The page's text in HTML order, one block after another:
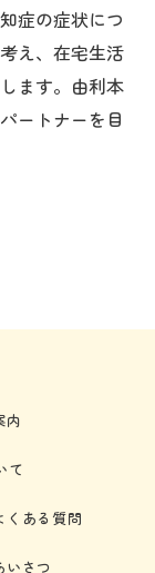
症の症状につ
え、在宅生活
ます。由利本
ートナーを目
内
て
くある質問
いさつ